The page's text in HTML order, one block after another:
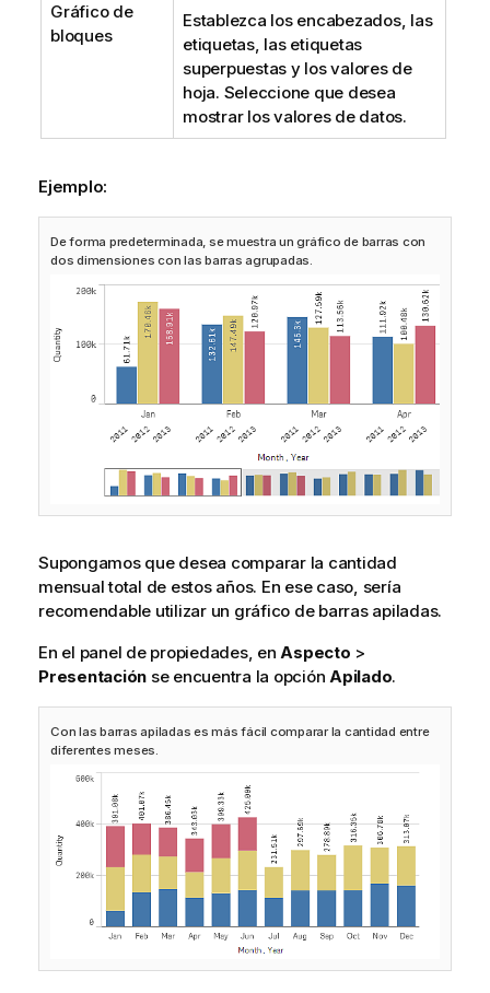
Gráfico de
bloques
Establezca los encabezados, las
etiquetas, las etiquetas
superpuestas y los valores de
hoja. Seleccione que desea
mostrar los valores de datos.
Ejemplo:
De forma predeterminada, se muestra un gráfico de barras con
dos dimensiones con las barras agrupadas.
Supongamos que desea comparar la cantidad
mensual total de estos años. En ese caso, sería
recomendable utilizar un gráfico de barras apiladas.
En el panel de propiedades, enAspecto >
Presentación se encuentra la opción Apilado.
Con las barras apiladas es más fácil comparar la cantidad entre
diferentes meses.